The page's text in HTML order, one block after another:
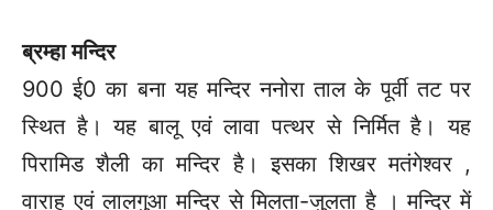
ब्रम्हा मन्दिर
900 ई0 का बना यह मन्दिर ननोरा ताल के पूर्वी तट पर
स्थित है। यह बालू एवं लावा पत्थर से निर्मित है। यह
पिरामिड शैली का मन्दिर है। इसका शिखर मतंगेश्वर ,
वाराह एवं लालगुआ मन्दिर से मिलता-जुलता है । मन्दिर में